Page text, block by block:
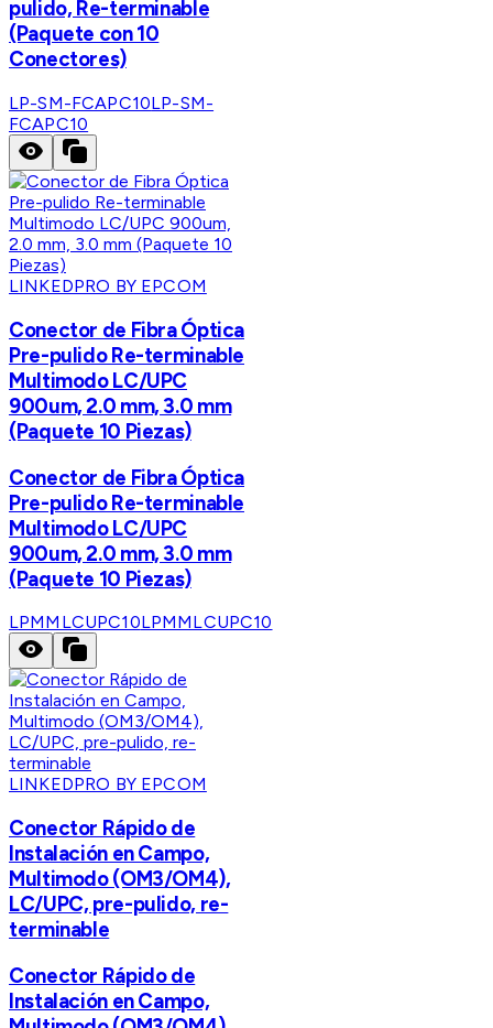
pulido, Re-terminable
(Paquete con 10
Conectores)
LP-SM-FCAPC10LP-SM-
FCAPC10
LINKEDPRO BY EPCOM
Conector de Fibra Óptica
Pre-pulido Re-terminable
Multimodo LC/UPC
900um, 2.0 mm, 3.0 mm
(Paquete 10 Piezas)
Conector de Fibra Óptica
Pre-pulido Re-terminable
Multimodo LC/UPC
900um, 2.0 mm, 3.0 mm
(Paquete 10 Piezas)
LPMMLCUPC10LPMMLCUPC10
LINKEDPRO BY EPCOM
Conector Rápido de
Instalación en Campo,
Multimodo (OM3/OM4),
LC/UPC, pre-pulido, re-
terminable
Conector Rápido de
Instalación en Campo,